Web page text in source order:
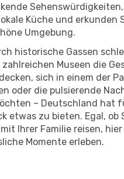
Küche und erkunden
Umgebung.
historische Gassen
zahlreichen Museen die
sich in einem der
oder die pulsierende
– Deutschland hat
etwas zu bieten. Egal, ob
Ihrer Familie reisen,
Momente erleben.